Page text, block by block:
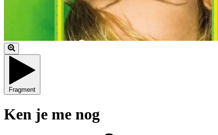
Fragment
Ken je me nog